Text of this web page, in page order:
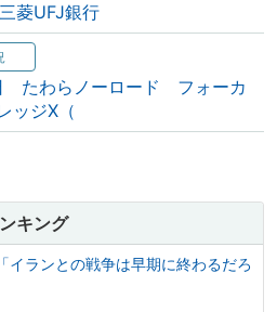
菱UFJ銀行
たわらノーロード フォーカ
ッジX（
キング
イランとの戦争は早期に終わるだろ